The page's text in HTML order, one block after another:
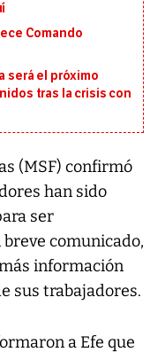
Comando
será el próximo
tras la crisis con
(MSF) confirmó
han sido
ser
comunicado,
información
sus trabajadores.
a Efe que